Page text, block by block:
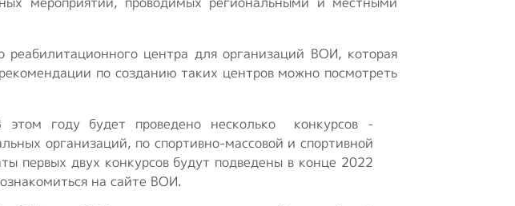
центра для организаций ВОИ, которая
по созданию таких центров можно посмотреть
этом году будет проведено несколько конкурсов -
организаций, по спортивно-массовой и спортивной
первых двух конкурсов будут подведены в конце 2022
на сайте ВОИ.